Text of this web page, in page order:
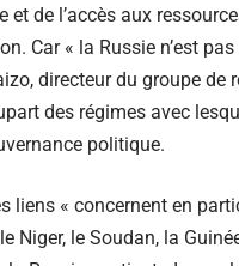
de l’accès aux
Car « la Russie n’est
directeur du groupe de
des régimes avec
politique.
liens « concernent en
Niger, le Soudan, la